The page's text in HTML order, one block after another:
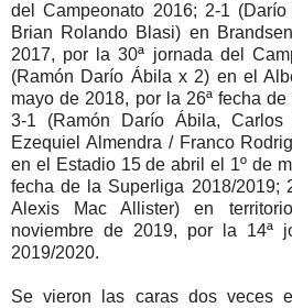
del Campeonato 2016; 2-1
Brian Rolando Blasi) en
2017, por la 30ª jornada del
(Ramón Darío Ábila x 2) en el
mayo de 2018, por la 26ª fecha
3-1 (Ramón Darío Ábila, Carlos
Ezequiel Almendra / Franco
en el Estadio 15 de abril el 1º de
fecha de la Superliga 2018/2019;
Alexis Mac Allister) en
noviembre de 2019, por la 14ª
2019/2020.
Se vieron las caras dos veces